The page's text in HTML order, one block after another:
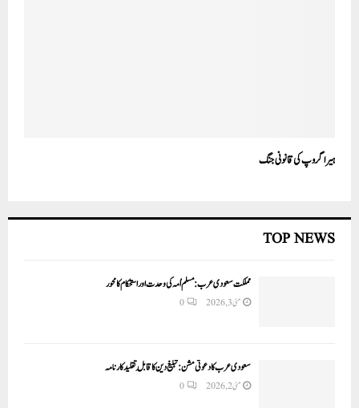
ہیراگروپ کی قانونی جنگ
TOP NEWS
مملکت سعودی عرب: مسلم اُمہ کی وحدت اور استحکام کا محور
مئی 3, 2026 0
سعودی عرب کا دعوتی مشن: تبلیغ دین کا قابلِ تقلید کارنامہ
مئی 2, 2026 0